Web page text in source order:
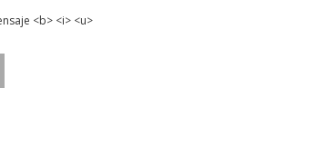
<b> <i> <u>